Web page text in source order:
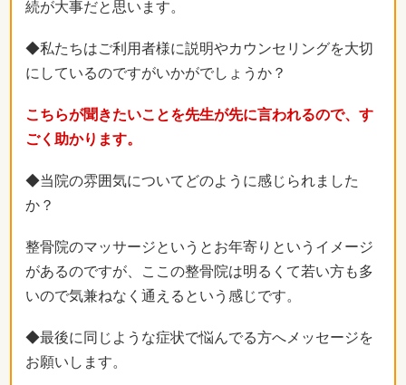
続が大事だと思います。
◆私たちはご利用者様に説明やカウンセリングを大切
にしているのですがいかがでしょうか？
こちらが聞きたいことを先生が先に言われるので、す
ごく助かります。
◆当院の雰囲気についてどのように感じられました
か？
整骨院のマッサージというとお年寄りというイメージ
があるのですが、ここの整骨院は明るくて若い方も多
いので気兼ねなく通えるという感じです。
◆最後に同じような症状で悩んでる方へメッセージを
お願いします。